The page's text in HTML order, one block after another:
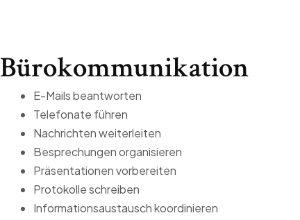
Bürokommunikation
E-Mails beantworten
Telefonate führen
Nachrichten weiterleiten
Besprechungen organisieren
Präsentationen vorbereiten
Protokolle schreiben
Informationsaustausch koordinieren